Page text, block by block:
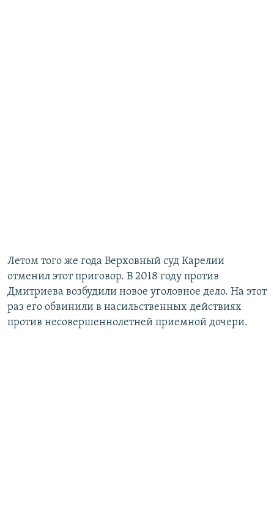
Летом того же года Верховный суд Карелии
отменил этот приговор. В 2018 году против
Дмитриева возбудили новое уголовное дело. На этот
раз его обвинили в насильственных действиях
против несовершеннолетней приемной дочери.